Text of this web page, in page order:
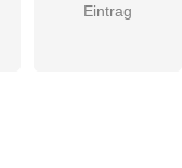
Eintrag